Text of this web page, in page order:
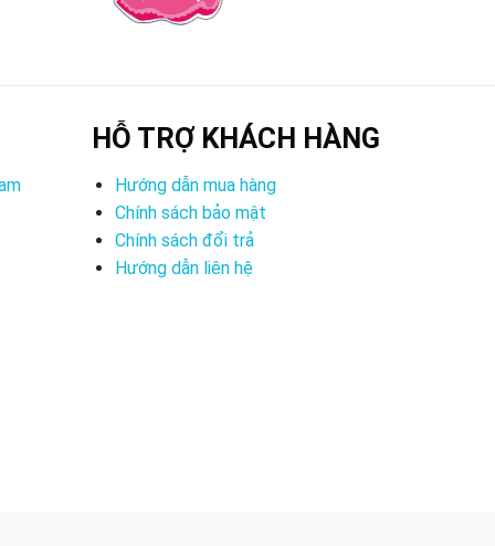
HỖ TRỢ KHÁCH HÀNG
Hướng dẫn mua hàng
Chính sách bảo mật
Chính sách đổi trả
Hướng dẫn liên hệ